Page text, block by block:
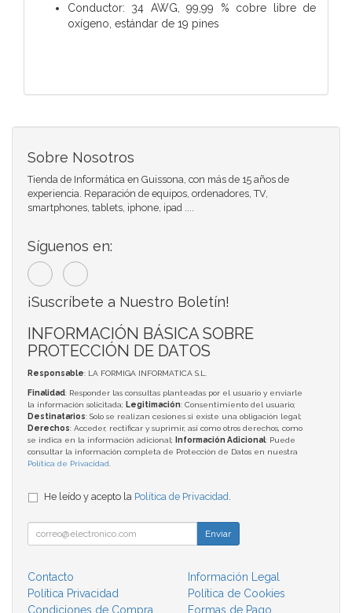
Conductor: 34 AWG, 99,99 % cobre libre de
oxígeno, estándar de 19 pines
Sobre Nosotros
Tienda de Informática en Guissona, con más de 15 años de
experiencia. Reparación de equipos, ordenadores, TV,
smartphones, tablets, iphone, ipad ....
Síguenos en:
¡Suscríbete a Nuestro Boletín!
INFORMACIÓN BÁSICA SOBRE
PROTECCIÓN DE DATOS
Responsable: LA FORMIGA INFORMATICA S.L.
Finalidad: Responder las consultas planteadas por el usuario y enviarle
la información solicitada; Legitimación: Consentimiento del usuario;
Destinatarios: Solo se realizan cesiones si existe una obligación legal;
Derechos: Acceder, rectificar y suprimir, así como otros derechos, como
se indica en la información adicional;
Información Adicional: Puede
consultar la información completa de Protección de Datos en nuestra
Política de Privacidad
He leído y acepto la Política de Privacidad
Enviar
Contacto
Información Legal
Política Privacidad
Política de Cookies
Condiciones de Compra
Formas de Pago